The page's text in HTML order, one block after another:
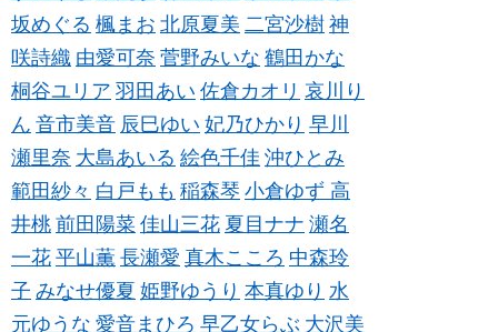
坂めぐる 楓まお 北原夏美 二宮沙樹 神
咲詩織 由愛可奈 菅野みいな 鶴田かな
桐谷ユリア 羽田あい 佐倉カオリ 哀川り
ん 音市美音 辰巳ゆい 妃乃ひかり 早川
瀬里奈 大島あいる 絵色千佳 沖ひとみ
範田紗々 白戸もも 稲森琴 小倉ゆず 高
井桃 前田陽菜 佳山三花 夏目ナナ 瀬名
一花 平山薫 長瀬愛 真木こころ 中森玲
子 みなせ優夏 姫野ゆうり 本真ゆり 水
元ゆうな 愛音まひろ 早乙女らぶ 大沢美